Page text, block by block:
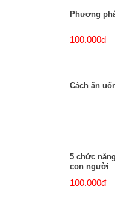
Phương
100.000đ
Cách ăn
5 chức
con người
100.000đ